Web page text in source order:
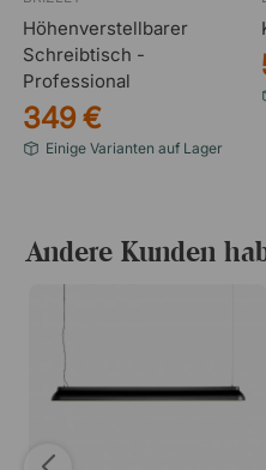
Höhenverstellbarer
Schreibtisch -
Professional
349 €
Einige Varianten auf Lager
Andere Kunden